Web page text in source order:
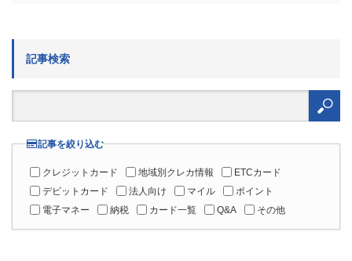
記事検索
検
記事を絞り込む
クレジットカード 地域別クレカ情報
ETCカード
デビットカード
法人向け マイル
ポイント
電子マネー
納税 カード一覧 Q&A その他